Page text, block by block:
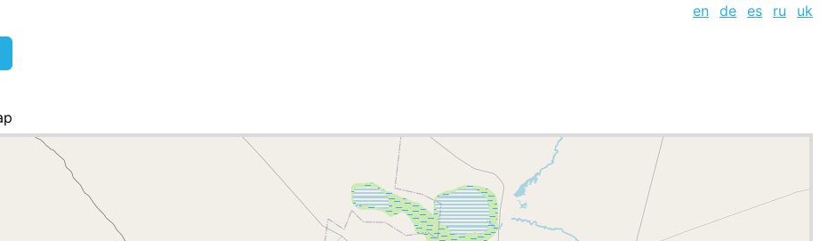
en de es ru uk
cities list